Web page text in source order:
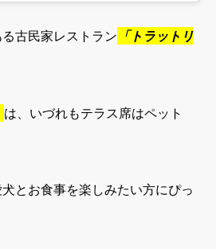
古民家レストラン 「トラットリ
は、いづれもテラス席はペット
とお食事を楽しみたい方にぴっ